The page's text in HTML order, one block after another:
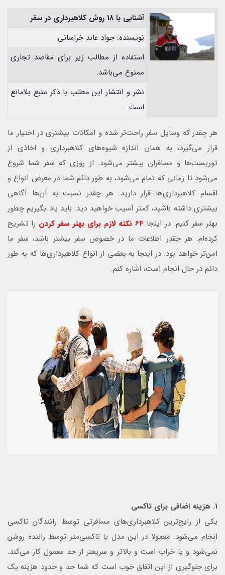
آشنایی با 18 روش کلاهبرداری در سفر
نویسنده: جواد عابد خراسانی
استفاده از مطالب زیر برای مقاصد تجاری
ممنوع می‌باشد.
نشر و انتشار این مطلب با ذکر منبع بلامانع
است.
هر چقدر که وسایل سفر راحت‌تر شده و امکانات بیشتری در اختیار ما
قرار می‌گیرد، به همان اندازه شیوه‌های کلاهبرداری و اخاذی از
توریست‌ها و مسافران بیشتر می‌شود. از روزی که سفر شما شروع
می‌شود تا زمانی که تمام می‌شود، به طور دائم شما در معرض انواع و
اقسام کلاهبرداری‌ها قرار دارید. هر چقدر نسبت به آن‌ها آگاهی
بیشتری داشته باشید، کمتر آسیب خواهید دید. باید یاد بگیریم چطور
بهتر سفر کنیم. در اینجا
نکته لازم برای بهتر سفر کردن را تشریح
کرده‌ام. هر چقدر اطلاعات ما در خصوص سفر بیشتر باشد، سفر ما
امن‌تر خواهد بود. در اینجا به بعضی از انواع کلاهبرداری‌ها که به طور
دائم در حال انجام است، اشاره کنم.
1. هزینه اضافی برای تاکسی
یکی از رایج‌ترین کلاهبرداری‌های مسافرتی توسط رانندگان تاکسی
انجام می‌شود. معمولا در این مدل یا تاکسی‌متر توسط راننده روشن
نمی‌شود و یا خراب است و بالاتر و سریعتر از حد معمول کار می‌کند.
برای جلوگیری از این اتفاق خوب است که شما حد و حدود هزینه یک